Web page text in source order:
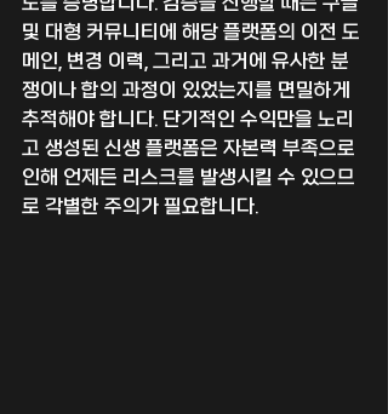
및 대형 커뮤니티에 해당 플랫폼의 이전 도
메인, 변경 이력, 그리고 과거에 유사한 분
쟁이나 합의 과정이 있었는지를 면밀하게
추적해야 합니다. 단기적인 수익만을 노리
고 생성된 신생 플랫폼은 자본력 부족으로
인해 언제든 리스크를 발생시킬 수 있으므
로 각별한 주의가 필요합니다.